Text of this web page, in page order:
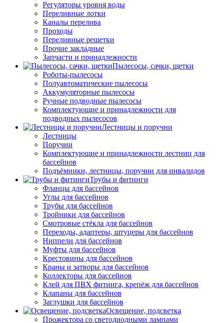
Регуляторы уровня воды
Переливные лотки
Каналы перелива
Проходы
Переливные решетки
Прочие закладные
Запчасти и принадлежности
Пылесосы, сачки, щетки
Роботы-пылесосы
Полуавтоматические пылесосы
Аккумуляторные пылесосы
Ручные подводные пылесосы
Комплектующие и принадлежности для
подводных пылесосов
Лестницы и поручни
Лестницы
Поручни
Комплектующие и принадлежности лестниц для
бассейнов
Подъёмники, лестницы, поручни для инвалидов
Трубы и фитинги
Фланцы для бассейнов
Углы для бассейнов
Трубы для бассейнов
Тройники для бассейнов
Смотровые стёкла для бассейнов
Переходы, адаптеры, штуцеры для бассейнов
Ниппели для бассейнов
Муфты для бассейнов
Крестовины для бассейнов
Краны и затворы для бассейнов
Коллекторы для бассейнов
Клей для ПВХ фитинга, крепёж для бассейнов
Клапаны для бассейнов
Заглушки для бассейнов
Освещение, подсветка
Прожектора со светодиодными лампами